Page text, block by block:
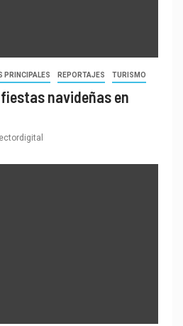
PRINCIPALES REPORTAJES TURISMO
navideñas en